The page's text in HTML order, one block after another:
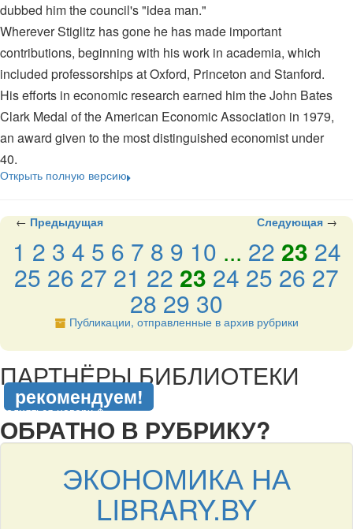
dubbed him the council's "idea man."
Wherever Stiglitz has gone he has made important
contributions, beginning with his work in academia, which
included professorships at Oxford, Princeton and Stanford.
His efforts in economic research earned him the John Bates
Clark Medal of the American Economic Association in 1979,
an award given to the most distinguished economist under
40.
Открыть полную версию
← Предыдущая Следующая →
1 2 3 4 5 6 7 8 9 10 ... 22 23 24
25 26 27 21 22 23 24 25 26 27
28 29 30
Публикации, отправленные в архив рубрики
ПАРТНЁРЫ БИБЛИОТЕКИ
рекомендуем!
подняться наверх ↑
ОБРАТНО В РУБРИКУ?
ЭКОНОМИКА НА
LIBRARY.BY